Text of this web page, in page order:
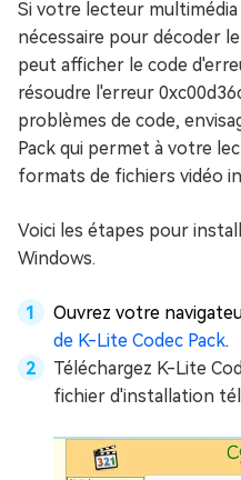
Si votre lecteur
nécessaire pour décoder
peut afficher le code
résoudre l'erreur
problèmes de code,
Pack qui permet à votre
formats de fichiers vidéo
Voici les étapes pour
Windows.
Ouvrez votre
de K-Lite Codec Pack.
Téléchargez K-Lite
fichier d'installation